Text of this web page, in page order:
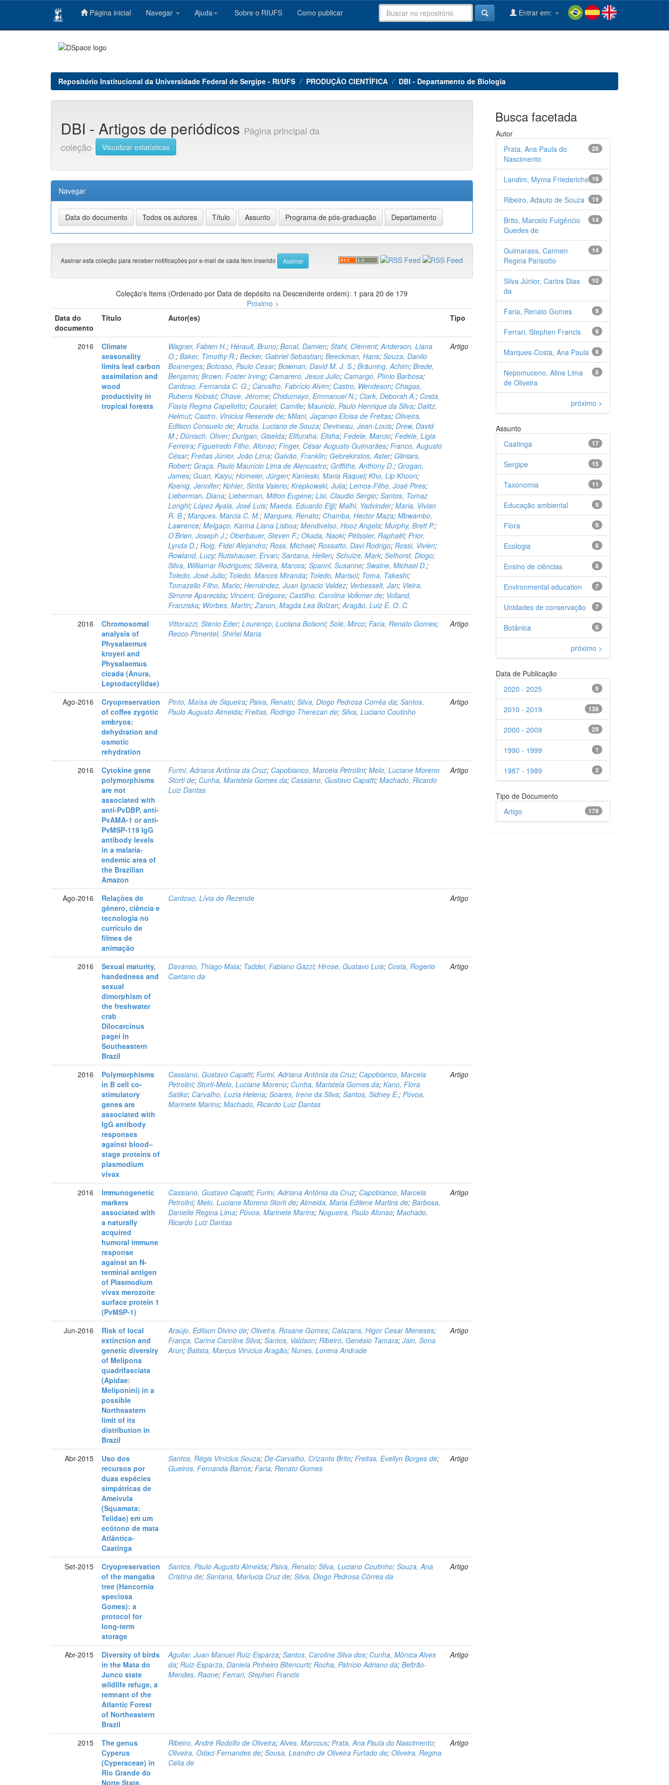
Página inicial Navegar Ajuda Sobre o RIUFS Como publicar Entrar em:
Repositório Institucional da Universidade Federal de Sergipe - RI/UFS PRODUÇÃO CIENTÍFICA DBI - Departamento de Biologia
DBI - Artigos de periódicos Página principal da
coleção
Visualizar estatísticas
Navegar
Assinar esta coleção para receber notificações por e-mail de cada item inserido
Coleção's Items (Ordenado por Data de depósito na Descendente ordem): 1 para 20 de 179
Próximo >
Data do
documento
Título Autor(es) Tipo
2016
Climate
seasonality
limits leaf carbon
assimilation and
wood
productivity in
tropical forests
Wagner, Fabien H.;Hérault, Bruno;Bonal, Damien;Stahl, Clément;Anderson, Liana
O.;Baker, Timothy R.;Becker, Gabriel Sebastian;Beeckman, Hans;Souza, Danilo
Boanerges;Botosso, Paulo Cesar;Bowman, David M. J. S.;Bräuning, Achim;Brede,
Benjamin;Brown, Foster Irving; Camarero, Jesus Julio; Camargo, Plínio Barbosa;
Cardoso, Fernanda C. G.; Carvalho, Fabrício Alvim; Castro, Wendeson; Chagas,
Rubens Koloski; Chave, Jérome; Chidumayo, Emmanuel N.; Clark, Deborah A.; Costa,
Flavia Regina Capellotto; Couralet, Camille;Mauricio, Paulo Henrique da Silva;Dalitz,
Helmut; Castro, Vinicius Resende de;Milani, Jaçanan Eloisa de Freitas;Oliveira,
Edilson Consuelo de;Arruda, Luciano de Souza;Devineau, Jean-Louis;Drew, David
M.;Dünisch, Oliver;Durigan, Giselda;Elifuraha, Elisha;Fedele, Marcio;Fedele, Ligia
Ferreira;Figueiredo Filho, Afonso;Finger, César Augusto Guimarães;Franco, Augusto
César;Freitas Júnior, João Lima; Galvão, Franklin; Gebrekirstos, Aster; Gliniars,
Robert; Graça, Paulo Maurício Lima de Alencastro; Griffiths, Anthony D.; Grogan,
James; Guan, Kaiyu;Homeier, Jürgen;Kanieski, Maria Raquel;Kho, Lip Khoon;
Koenig, Jennifer;Kohler, Sintia Valerio;Krepkowski, Julia;Lemos-Filho, José Pires;
Lieberman, Diana;Lieberman, Milton Eugene;Lisi, Claudio Sergio;Santos, Tomaz
Longhi;López Ayala, José Luis;Maeda, Eduardo Eijji;Malhi, Yadvinder;Maria, Vivian
R. B.;Marques, Marcia C. M.;Marques, Renato; Chamba, Hector Maza;Mbwambo,
Lawrence;Melgaço, Karina Liana Lisboa;Mendivelso, Hooz Angela;Murphy, Brett P.;
O’Brien, Joseph J.;Oberbauer, Steven F.;Okada, Naoki;Pélissier, Raphaël;Prior,
Lynda D.;Roig, Fidel Alejandro;Ross, Michael;Rossatto, Davi Rodrigo;Rossi, Vivien;
Rowland, Lucy;Rutishauser, Ervan;Santana, Hellen;Schulze, Mark;Selhorst, Diogo;
Silva, Williamar Rodrigues;Silveira, Marcos;Spannl, Susanne;Swaine, Michael D.;
Toledo, José Julio; Toledo, Marcos Miranda; Toledo, Marisol; Toma, Takeshi;
Tomazello Filho, Mario;Hernández, Juan Ignacio Valdez; Verbesselt, Jan; Vieira,
Simone Aparecida; Vincent, Grégoire; Castilho, Carolina Volkmer de; Volland,
Franziska; Worbes, Martin;Zanon, Magda Lea Bolzan;Aragão, Luiz E. O. C.
Artigo
2016
Chromosomal
analysis of
Physalaemus
kroyeri and
Physalaemus
cicada (Anura,
Leptodactylidae)
Vittorazzi, Stenio Eder;Lourenço, Luciana Bolsoni;Solé, Mirco;Faria, Renato Gomes;
Recco-Pimentel, Shirlei Maria
Artigo
Ago-2016
Cryopreservation
of coffee zygotic
embryos:
dehydration and
osmotic
rehydration
Pinto, Maísa de Siqueira;Paiva, Renato;Silva, Diogo Pedrosa Corrêa da;Santos,
Paulo Augusto Almeida;Freitas, Rodrigo Therezan de;Silva, Luciano Coutinho
Artigo
2016
Cytokine gene
polymorphisms
are not
associated with
anti-PvDBP, anti-
PvAMA-1 or anti-
PvMSP-119 IgG
antibody levels
in a malaria-
endemic area of
the Brazilian
Amazon
Furini, Adriana Antônia da Cruz; Capobianco, Marcela Petrolini;Melo, Luciane Moreno
Storti de; Cunha, Maristela Gomes da; Cassiano, Gustavo Capatti;Machado, Ricardo
Luiz Dantas
Artigo
Ago-2016
Relações de
gênero, ciência e
tecnologia no
currículo de
filmes de
animação
Cardoso, Lívia de Rezende Artigo
2016
Sexual maturity,
handedness and
sexual
dimorphism of
the freshwater
crab
Dilocarcinus
pagei in
Southeastern
Brazil
Davanso, Thiago Maia; Taddei, Fabiano Gazzi;Hirose, Gustavo Luis; Costa, Rogerio
Caetano da
Artigo
2016
Polymorphisms
in B cell co-
stimulatory
genes are
associated with
IgG antibody
responses
against blood–
stage proteins of
plasmodium
vivax
Cassiano, Gustavo Capatti;Furini, Adriana Antônia da Cruz; Capobianco, Marcela
Petrolini;Storti-Melo, Luciane Moreno; Cunha, Maristela Gomes da;Kano, Flora
Satiko; Carvalho, Luzia Helena;Soares, Irene da Silva;Santos, Sidney E.;Póvoa,
Marinete Marins;Machado, Ricardo Luiz Dantas
Artigo
2016
Immunogenetic
markers
associated with
a naturally
acquired
humoral immune
response
against an N-
terminal antigen
of Plasmodium
vivax merozoite
surface protein 1
(PvMSP-1)
Cassiano, Gustavo Capatti;Furini, Adriana Antônia da Cruz; Capobianco, Marcela
Petrolini;Melo, Luciane Moreno Storti de;Almeida, Maria Edilene Martins de;Barbosa,
Danielle Regina Lima;Póvoa, Marinete Marins;Nogueira, Paulo Afonso;Machado,
Ricardo Luiz Dantas
Artigo
Jun-2016
Risk of local
extinction and
genetic diversity
of Melipona
quadrifasciata
(Apidae:
Meliponini) in a
possible
Northeastern
limit of its
distribution in
Brazil
Araújo, Edilson Divino de;Oliveira, Rosane Gomes; Calazans, Higor Cesar Meneses;
França, Carina Caroline Silva;Santos, Valdson;Ribeiro, Genésio Tamara;Jain, Sona
Arun;Batista, Marcus Vinícius Aragão;Nunes, Lorena Andrade
Artigo
Abr-2015
Uso dos
recursos por
duas espécies
simpátricas de
Ameivula
(Squamata:
Teiidae) em um
ecótono de mata
Atlântica-
Caatinga
Santos, Régis Vinícius Souza;De-Carvalho, Crizanto Brito;Freitas, Evellyn Borges de;
Gueiros, Fernanda Barros;Faria, Renato Gomes
Artigo
Set-2015
Cryopreservation
of the mangaba
tree (Hancornia
speciosa
Gomes): a
protocol for
long-term
storage
Santos, Paulo Augusto Almeida;Paiva, Renato;Silva, Luciano Coutinho;Souza, Ana
Cristina de;Santana, Marlucia Cruz de;Silva, Diogo Pedrosa Côrrea da
Artigo
Abr-2015
Diversity of birds
in the Mata do
Junco state
wildlife refuge, a
remnant of the
Atlantic Forest
of Northeastern
Brazil
Aguilar, Juan Manuel Ruiz-Esparza;Santos, Caroline Silva dos; Cunha, Mônica Alves
da;Ruiz-Esparza, Daniela Pinheiro Bitencurti;Rocha, Patrício Adriano da;Beltrão-
Mendes, Raone;Ferrari, Stephen Francis
Artigo
2015
The genus
Cyperus
(Cyperaceae) in
Rio Grande do
Norte State,
Ribeiro, André Rodolfo de Oliveira;Alves, Marccus;Prata, Ana Paula do Nascimento;
Oliveira, Odaci Fernandes de;Sousa, Leandro de Oliveira Furtado de;Oliveira, Regina
Célia de
Artigo
Busca facetada
Autor
26
Prata, Ana Paula do
Nascimento
19
Landim, Myrna Friederichs
19
Ribeiro, Adauto de Souza
14
Brito, Marcelo Fulgêncio
Guedes de
14
Guimaraes, Carmen
Regina Parisotto
10
Silva Júnior, Carlos Dias
da
9
Faria, Renato Gomes
9
Ferrari, Stephen Francis
8
Marques-Costa, Ana Paula
8
Nepomuceno, Aline Lima
de Oliveira
próximo >
Assunto
17
Caatinga
15
Sergipe
11
Taxonomia
9
Educação ambiental
9
Flora
8
Ecologia
8
Ensino de ciências
7
Environmental education
7
Unidades de conservação
6
Botânica
próximo >
Data de Publicação
9
2020 - 2025
138
2010 - 2019
29
2000 - 2009
1
1990 - 1999
2
1987 - 1989
Tipo de Documento
179
Artigo